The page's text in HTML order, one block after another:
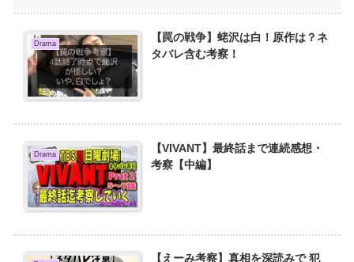
Drama
【罠の戦争】蛯沢は白！原作は？ネ
タバレ含む考察！
Drama
【VIVANT】最終話まで連続感想・
考察【中編】
【えーみ考察】真相を深読みで 犯